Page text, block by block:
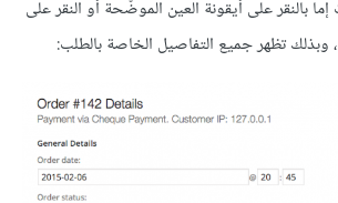
بالنقر على أيقونة العين الموضّحة أو النقر على
تظهر جميع التفاصيل الخاصة بالطلب: